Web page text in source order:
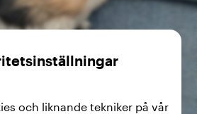
och liknande tekniker på vår